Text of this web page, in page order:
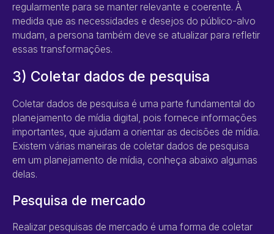
regularmente para se manter relevante e coerente. À
medida que as necessidades e desejos do público-alvo
mudam, a persona também deve se atualizar para refletir
essas transformações.
3) Coletar dados de pesquisa
Coletar dados de pesquisa é uma parte fundamental do
planejamento de mídia digital, pois fornece informações
importantes, que ajudam a orientar as decisões de mídia.
Existem várias maneiras de coletar dados de pesquisa
em um planejamento de mídia, conheça abaixo algumas
delas.
Pesquisa de mercado
Realizar pesquisas de mercado é uma forma de coletar